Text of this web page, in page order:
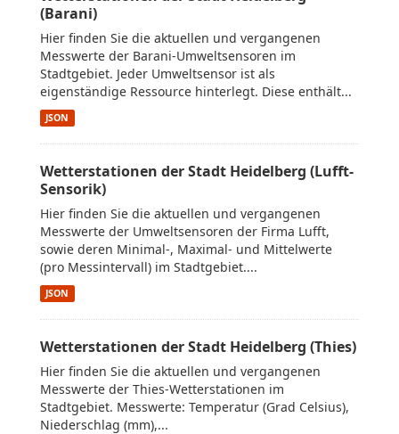
(Barani)
Hier finden Sie die aktuellen und vergangenen
Messwerte der Barani-Umweltsensoren im
Stadtgebiet. Jeder Umweltsensor ist als
eigenständige Ressource hinterlegt. Diese enthält...
JSON
Wetterstationen der Stadt Heidelberg (Lufft-
Sensorik)
Hier finden Sie die aktuellen und vergangenen
Messwerte der Umweltsensoren der Firma Lufft,
sowie deren Minimal-, Maximal- und Mittelwerte
(pro Messintervall) im Stadtgebiet....
JSON
Wetterstationen der Stadt Heidelberg (Thies)
Hier finden Sie die aktuellen und vergangenen
Messwerte der Thies-Wetterstationen im
Stadtgebiet. Messwerte: Temperatur (Grad Celsius),
Niederschlag (mm),...